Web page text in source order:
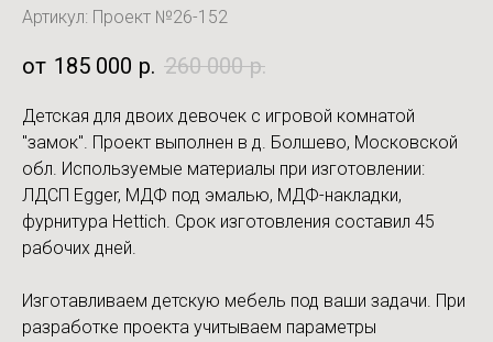
Артикул: Проект №26-152
185 000 р. 260 000 р.
Детская для двоих девочек с игровой комнатой
"замок". Проект выполнен в д. Болшево, Московской
обл. Используемые материалы при изготовлении:
ЛДСП Egger, МДФ под эмалью, МДФ-накладки,
фурнитура Hettich. Срок изготовления составил 45
рабочих дней.
Изготавливаем детскую мебель под ваши задачи. При
разработке проекта учитываем параметры